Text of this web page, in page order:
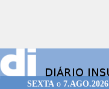
SEXTA o 7.AGO.2026